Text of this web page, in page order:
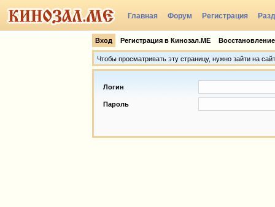
Главная Форум Регистрация
Вход Регистрация в Кинозал.МЕ
Чтобы просматривать эту страницу, нужно зайти на сайт
Логин
Пароль